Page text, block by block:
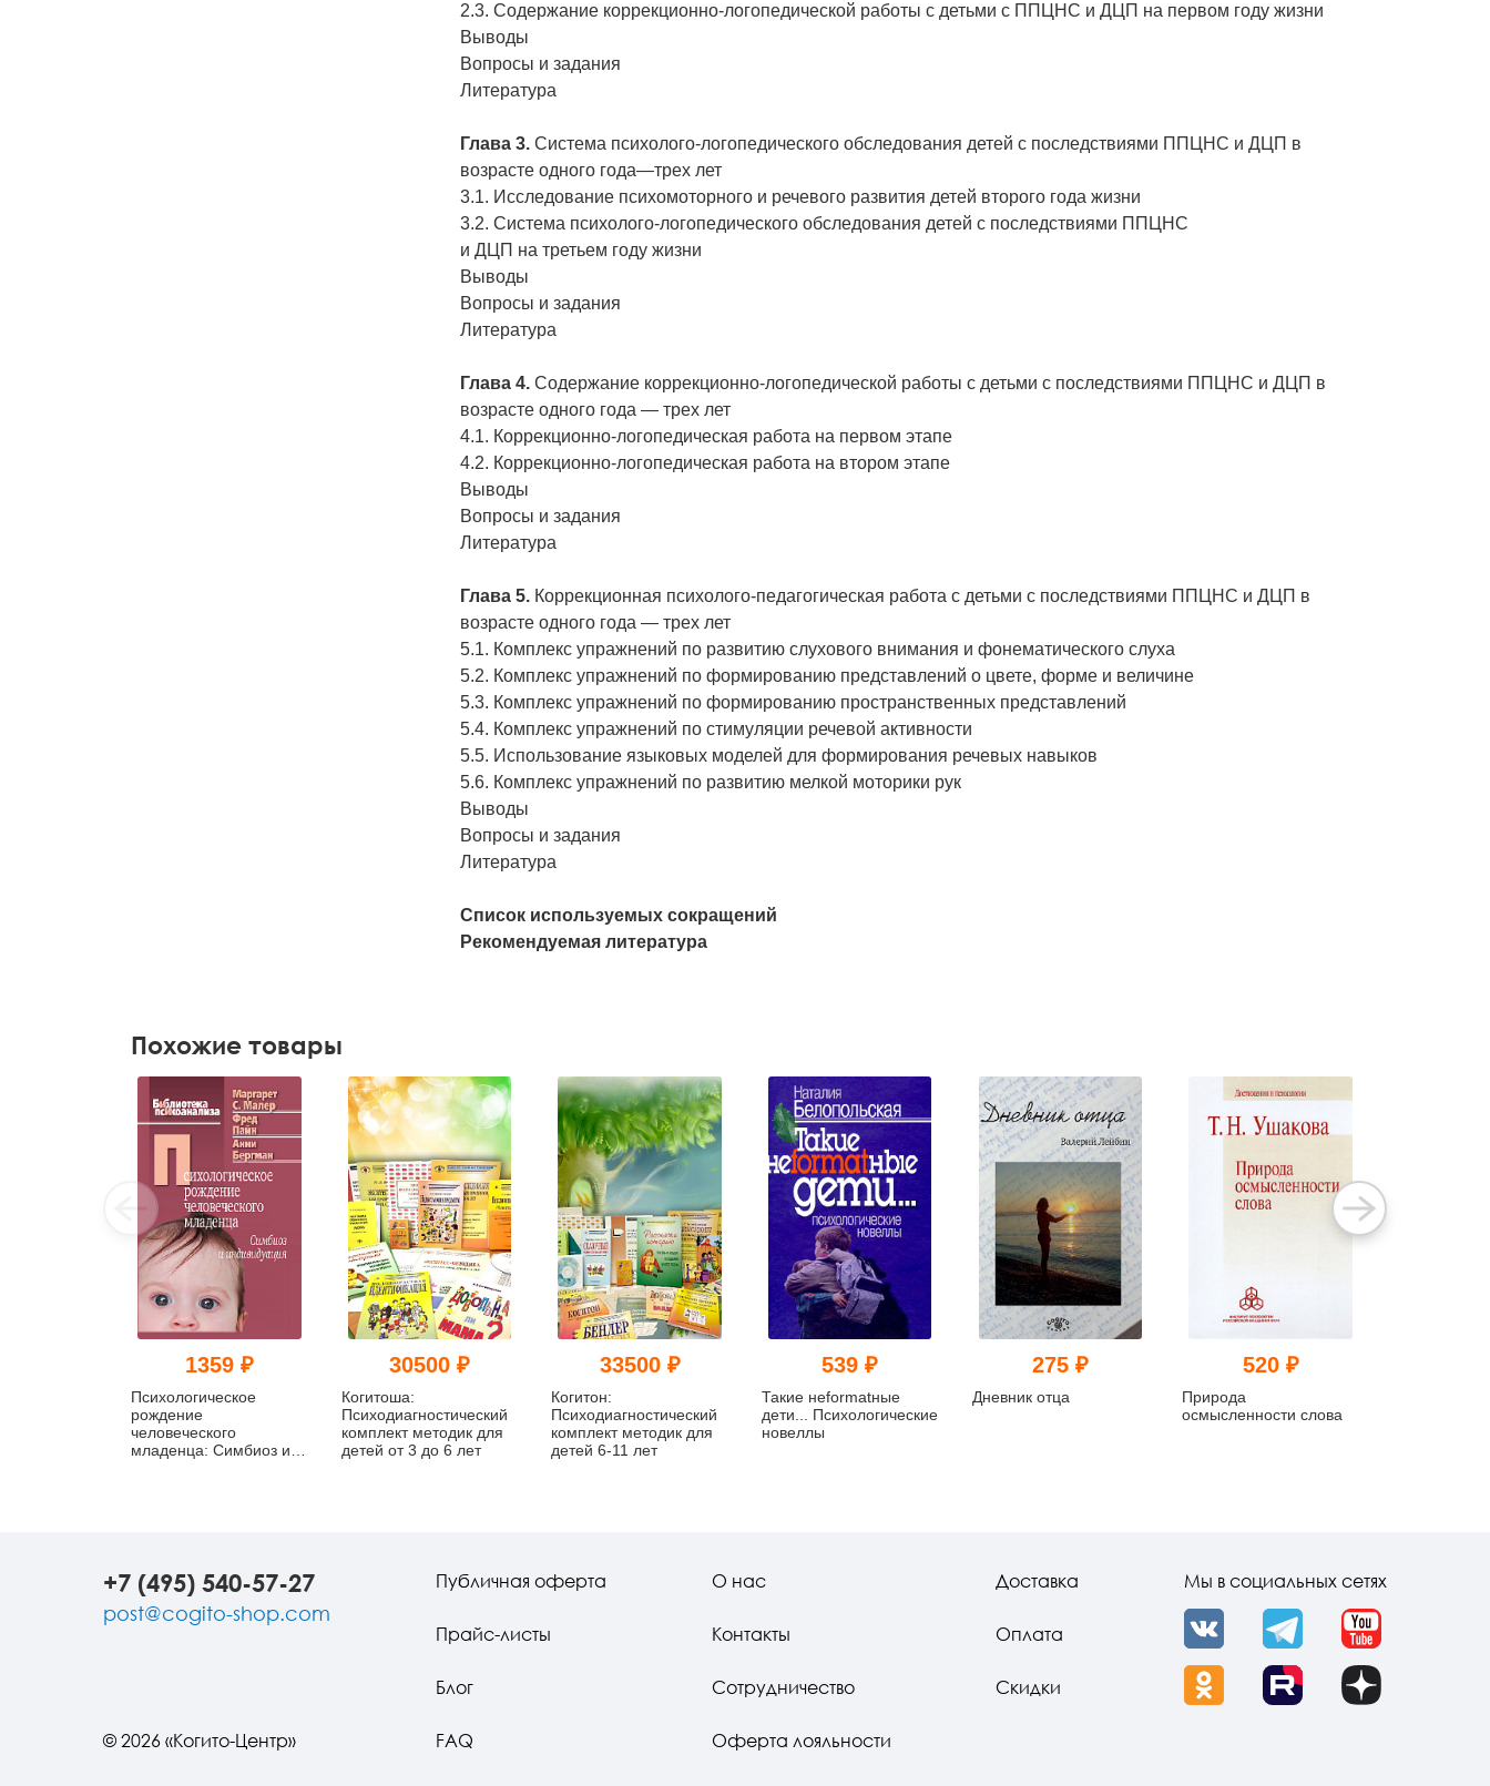
2.3. Содержание коррекционно-логопедической работы с детьми с ППЦНС и ДЦП на первом году жизни
Выводы
Вопросы и задания
Литература
Глава 3. Система психолого-логопедического обследования детей с последствиями ППЦНС и ДЦП в
возрасте одного года—трех лет
3.1. Исследование психомоторного и речевого развития детей второго года жизни
3.2. Система психолого-логопедического обследования детей с последствиями ППЦНС
и ДЦП на третьем году жизни
Выводы
Вопросы и задания
Литература
Глава 4. Содержание коррекционно-логопедической работы с детьми с последствиями ППЦНС и ДЦП в
возрасте одного года — трех лет
4.1. Коррекционно-логопедическая работа на первом этапе
4.2. Коррекционно-логопедическая работа на втором этапе
Выводы
Вопросы и задания
Литература
Глава 5. Коррекционная психолого-педагогическая работа с детьми с последствиями ППЦНС и ДЦП в
возрасте одного года — трех лет
5.1. Комплекс упражнений по развитию слухового внимания и фонематического слуха
5.2. Комплекс упражнений по формированию представлений о цвете, форме и величине
5.3. Комплекс упражнений по формированию пространственных представлений
5.4. Комплекс упражнений по стимуляции речевой активности
5.5. Использование языковых моделей для формирования речевых навыков
5.6. Комплекс упражнений по развитию мелкой моторики рук
Выводы
Вопросы и задания
Литература
Список используемых сокращений
Рекомендуемая литература
Похожие товары
1359 ₽
Психологическое
рождение
человеческого
младенца: Симбиоз и
30500 ₽
Когитоша:
Психодиагностический
комплект методик для
детей от 3 до 6 лет
33500 ₽
Когитон:
Психодиагностический
комплект методик для
детей 6-11 лет
539 ₽
Такие неformatные
дети... Психологические
новеллы
275 ₽
Дневник отца
520 ₽
Природа
осмысленности слова
+7 (495) 540-57-27
post@cogito-shop.com
Публичная оферта
Прайс-листы
Блог
FAQ
О нас
Контакты
Сотрудничество
Оферта лояльности
Доставка
Оплата
Скидки
Мы в социальных сетях
VK Telegram YouTube
OK Rutube Dzen
© 2026 «Когито-Центр»